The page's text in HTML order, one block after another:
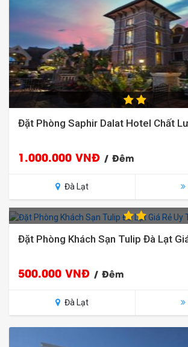
Đặt Phòng Saphir Dalat Hotel Chất
1.000.000 VNĐ / Đêm
Đà Lạt
Đặt Phòng Khách Sạn Tulip Đà Lạt
500.000 VNĐ / Đêm
Đà Lạt